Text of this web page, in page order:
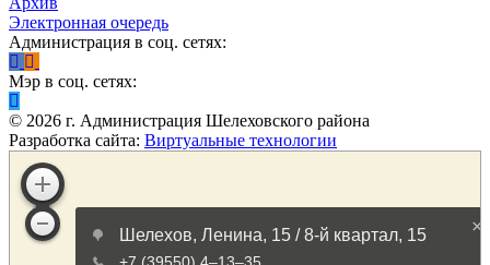
Электронная очередь
Администрация в соц. сетях:
Мэр в соц. сетях:
© 2026 г. Администрация Шелеховского района
Разработка сайта: Виртуальные технологии